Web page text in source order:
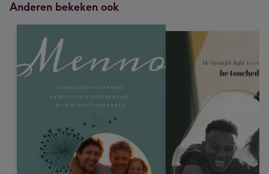
Anderen bekeken ook